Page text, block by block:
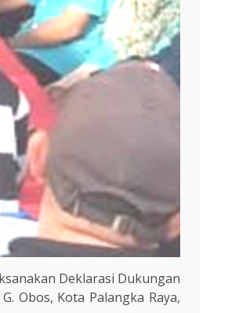
Deklarasi Dukungan
Obos, Kota Palangka Raya,